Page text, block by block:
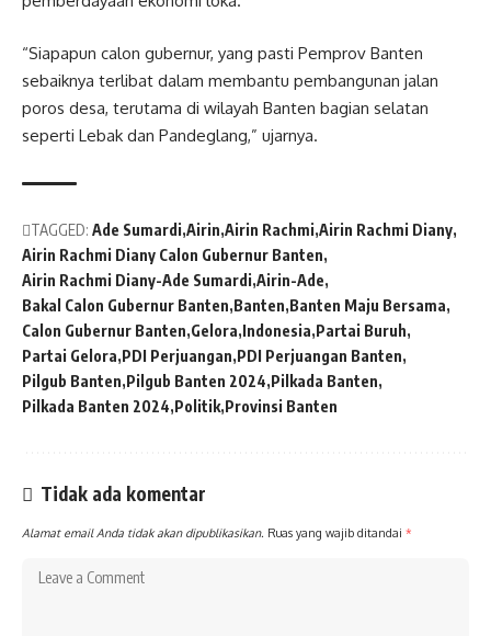
“Siapapun calon gubernur, yang pasti Pemprov Banten
sebaiknya terlibat dalam membantu pembangunan jalan
poros desa, terutama di wilayah Banten bagian selatan
seperti Lebak dan Pandeglang,” ujarnya.
TAGGED: Ade Sumardi Airin Airin Rachmi Airin Rachmi Diany
Airin Rachmi Diany Calon Gubernur Banten
Airin Rachmi Diany-Ade Sumardi Airin-Ade
Bakal Calon Gubernur Banten Banten Banten Maju Bersama
Calon Gubernur Banten Gelora Indonesia Partai Buruh
Partai Gelora PDI Perjuangan PDI Perjuangan Banten
Pilgub Banten Pilgub Banten 2024 Pilkada Banten
Pilkada Banten 2024 Politik Provinsi Banten
Tidak ada komentar
Alamat email Anda tidak akan dipublikasikan. Ruas yang wajib ditandai *